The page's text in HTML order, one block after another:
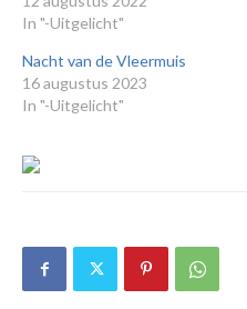
In "-Uitgelicht"
Nacht van de Vleermuis
16 augustus 2023
In "-Uitgelicht"